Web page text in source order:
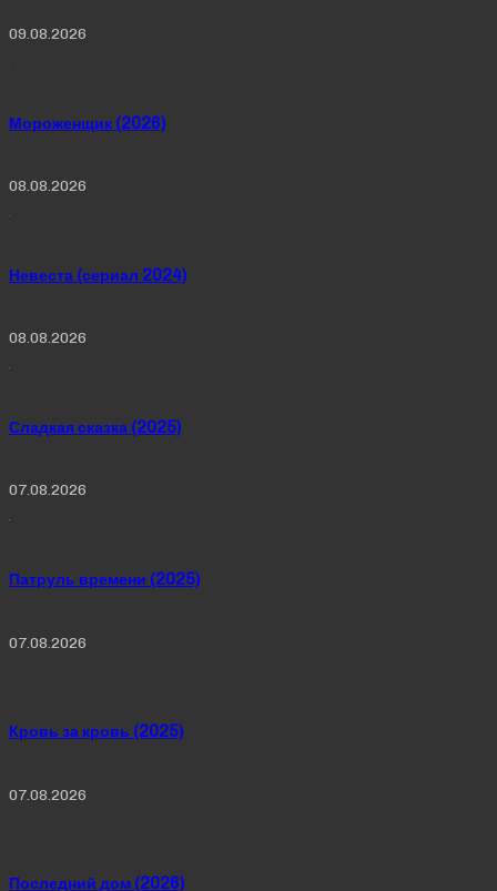
09.08.2026
Мороженщик (2026)
08.08.2026
Невеста (сериал 2024)
08.08.2026
Сладкая сказка (2025)
07.08.2026
Патруль времени (2025)
07.08.2026
Кровь за кровь (2025)
07.08.2026
Последний дом (2026)